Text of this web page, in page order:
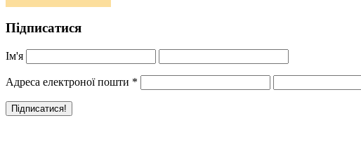
Підписатися
Ім'я
Адреса електроної пошти *